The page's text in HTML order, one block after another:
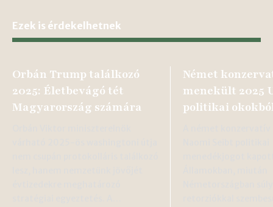
Ezek is érdekelhetnek
Orbán Trump találkozó
2025: Életbevágó tét
Magyarország számára
Német
menekült 2025
politikai